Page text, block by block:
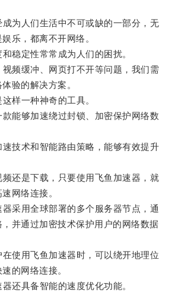
人们生活中不可或缺的一部分，无
乐，都离不开网络。
定性常常成为人们的困扰。
缓冲、网页打不开等问题，我们需
验的解决方案。
一种神奇的工具。
够加速绕过封锁、加密保护网络数
术和智能路由策略，能够有效提升
是下载，只要使用飞鱼加速器，就
网络连接。
用全球部署的多个服务器节点，通
并通过加密技术保护用户的网络数据
用飞鱼加速器时，可以绕开地理位
的网络连接。
具备智能的速度优化功能。